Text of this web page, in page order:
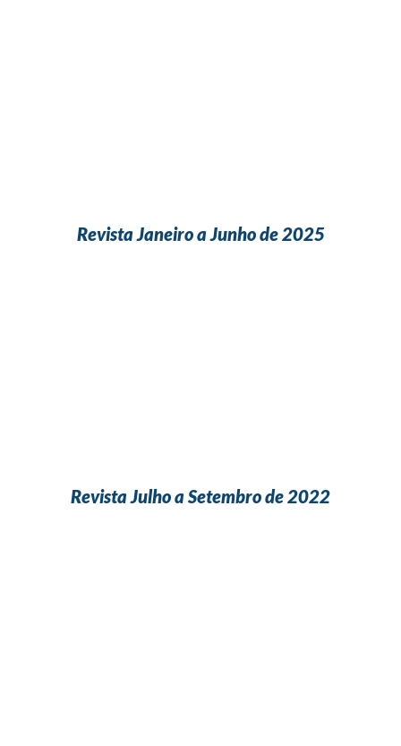
Revista Janeiro a Junho de 2025
Revista Julho a Setembro de 2022